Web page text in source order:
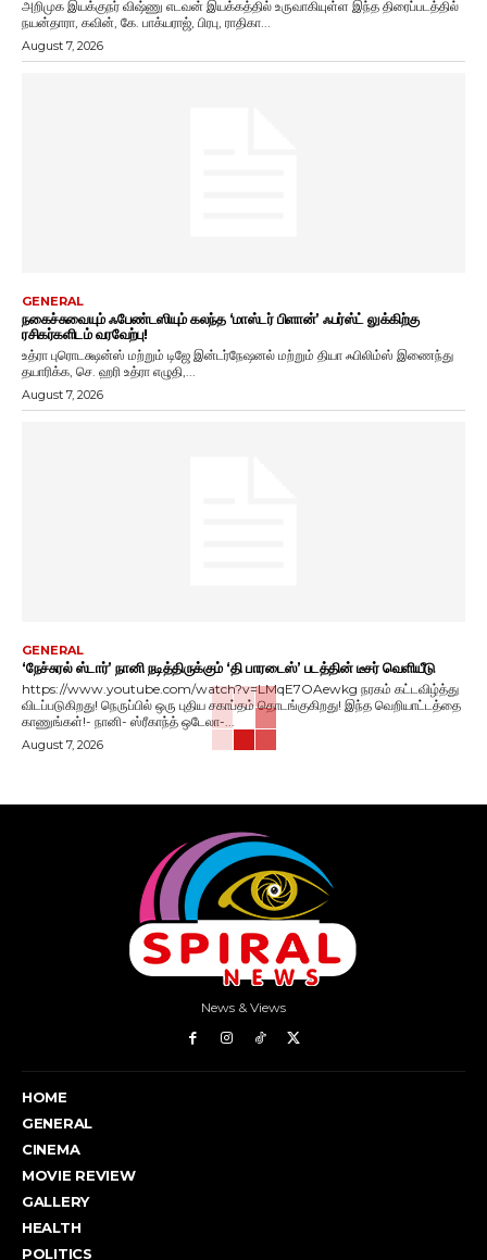
அறிமுக இயக்குநர் விஷ்ணு எடவன் இயக்கத்தில் உருவாகியுள்ள இந்த திரைப்படத்தில்
நயன்தாரா, கவின், கே. பாக்யராஜ், பிரபு, ராதிகா...
August 7, 2026
GENERAL
நகைச்சுவையும் ஃபேண்டஸியும் கலந்த ‘மாஸ்டர் பிளான்’ ஃபர்ஸ்ட் லுக்கிற்கு
ரசிகர்களிடம் வரவேற்பு!
உத்ரா புரொடக்ஷன்ஸ் மற்றும் டிஜே இன்டர்நேஷனல் மற்றும் தியா ஃபிலிம்ஸ் இணைந்து
தயாரிக்க, செ. ஹரி உத்ரா எழுதி,...
August 7, 2026
GENERAL
‘நேச்சுரல் ஸ்டார்’ நானி நடித்திருக்கும் ‘தி பாரடைஸ்’ படத்தின் டீசர் வெளியீடு
https://www.youtube.com/watch?v=LMqE7OAewkg நரகம் கட்டவிழ்த்து
விடப்படுகிறது! நெருப்பில் ஒரு புதிய சகாப்தம் தொடங்குகிறது! இந்த வெறியாட்டத்தை
காணுங்கள்!- நானி- ஸ்ரீகாந்த் ஒடேலா-...
August 7, 2026
News & Views
HOME
GENERAL
CINEMA
MOVIE REVIEW
GALLERY
HEALTH
POLITICS